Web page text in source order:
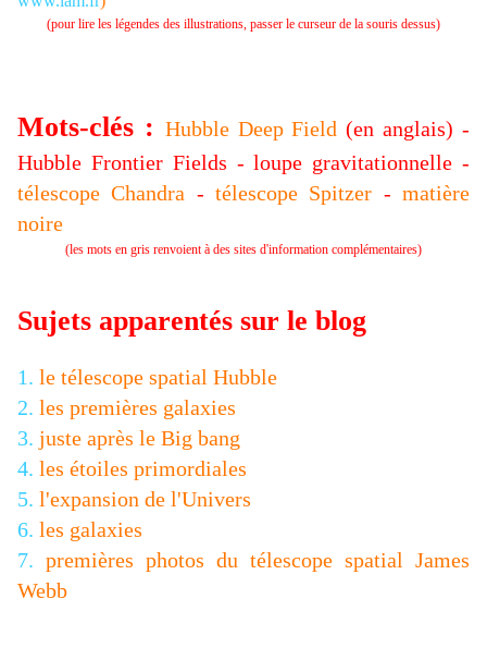
(pour lire les légendes des illustrations, passer le curseur de la souris dessus)
Mots-clés : Hubble Deep Field (en anglais) -
Hubble Frontier Fields - loupe gravitationnelle -
télescope Chandra -télescope Spitzer -matière
noire
(les mots en gris renvoient à des sites d'information complémentaires)
Sujets apparentés sur le blog
1. le télescope spatial Hubble
2. les premières galaxies
3. juste après le Big bang
4. les étoiles primordiales
5. l'expansion de l'Univers
6. les galaxies
7. premières photos du télescope spatial James
Webb